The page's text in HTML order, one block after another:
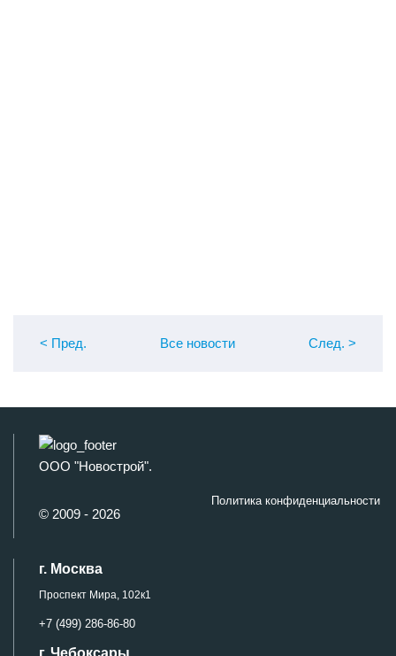
< Пред. Все новости След. >
ООО "Новострой".
© 2009 - 2026
Политика конфиденциальности
г. Москва
Проспект Мира, 102к1
+7 (499) 286-86-80
г. Чебоксары